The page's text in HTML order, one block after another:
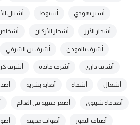
أسير يهودي أسيوط أشبال
أشجار الأرز أشجار الأركان
أشرف بالمودن أشرف بن الشرقي
أشرف داري أشرف فائدة أشرف
أشغال أشقاء أصابة بشرية
أصدقاء شينوي أصغر حقيبة في العالم
أصناف التمور أصوات مخيفة